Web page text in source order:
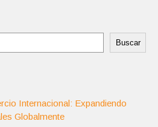
Buscar
Internacional: Expandiendo
Globalmente